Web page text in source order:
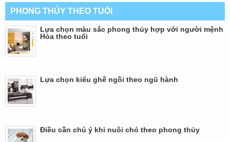
PHONG THỦY THEO TUỔI
Lựa chọn màu sắc phong thủy hợp với người mệnh
Hỏa theo tuổi
Lựa chọn kiểu ghế ngồi theo ngũ hành
Điều cần chú ý khi nuôi chó theo phong thủy